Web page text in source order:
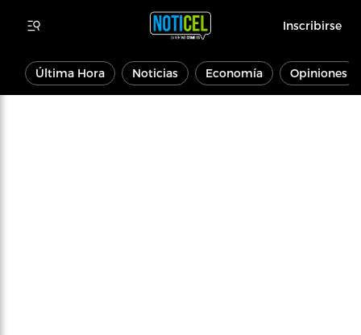
Inscribirse
Última Hora Noticias Economía Opiniones